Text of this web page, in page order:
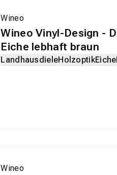
Wineo
Wineo Vinyl-Design -
Eiche lebhaft braun
LandhausdieleHolzoptikEiche
Wineo